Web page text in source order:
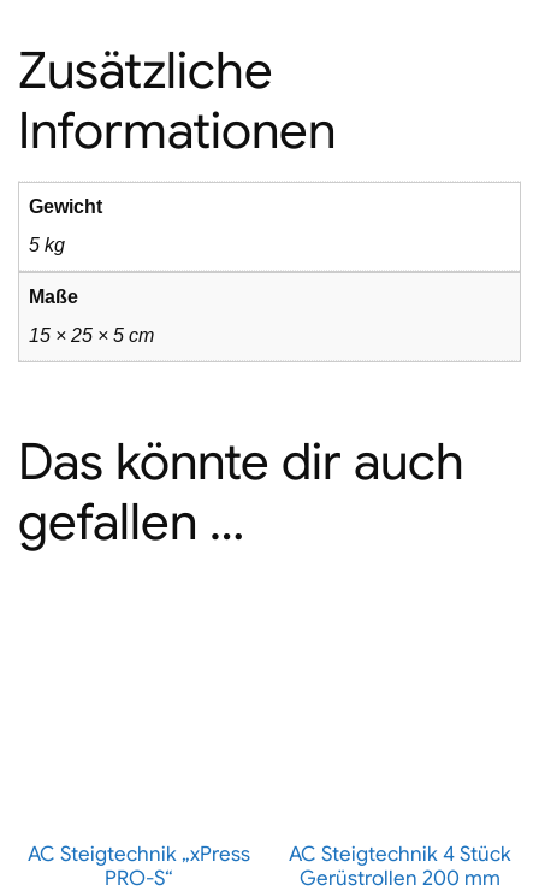
Zusätzliche
Informationen
Gewicht
5 kg
Maße
15 × 25 × 5 cm
Das könnte dir auch
gefallen …
AC Steigtechnik „xPress
PRO-S“
AC Steigtechnik 4 Stück
Gerüstrollen 200 mm